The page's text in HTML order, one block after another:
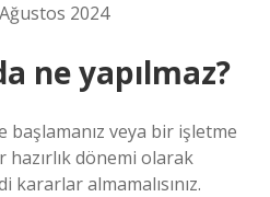
2024
ne yapılmaz?
başlamanız veya bir işletme
hazırlık dönemi olarak
almamalısınız.